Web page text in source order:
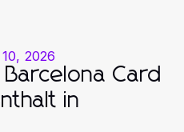
2026
Card
in